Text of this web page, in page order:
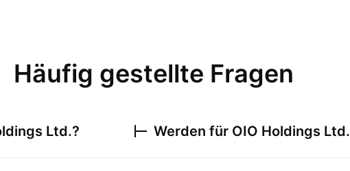
Häufig gestellte Fragen
Ltd.? Werden für OIO Holdings Ltd.